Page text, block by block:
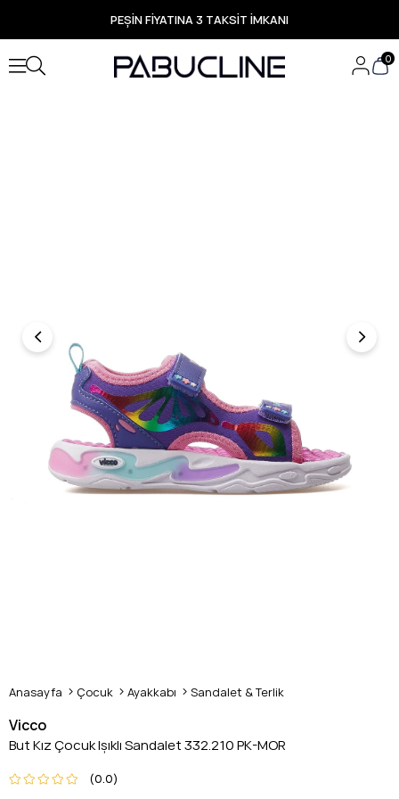
PEŞİN FİYATINA 3 TAKSİT İMKANI
TÜM ÜRÜNLERDE ÜCRETSİZ KARGO
Yeni Sezon Ürünlerde Özel Fırsatlar
Seçili Ürünlerde Hızlı Teslimat
0
Anasayfa Çocuk Ayakkabı Sandalet & Terlik
Vicco
But Kız Çocuk Işıklı Sandalet 332.210 PK-MOR
0.0